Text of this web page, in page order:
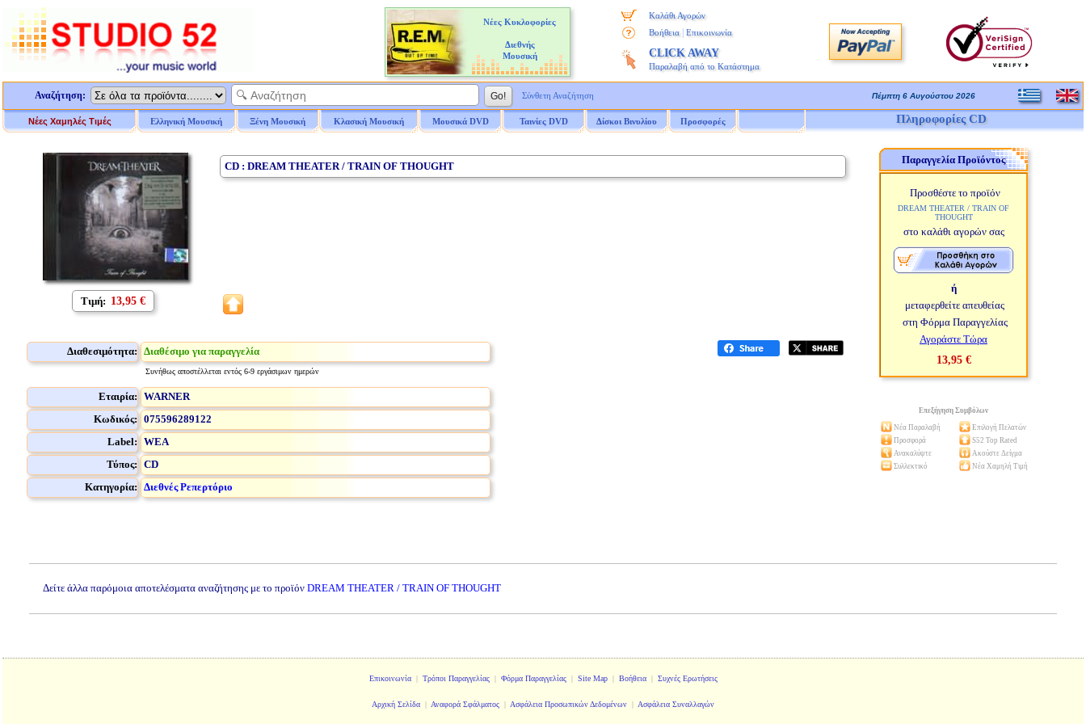
Νέες Κυκλοφορίες
Διεθνής
Μουσική
Καλάθι Αγορών
Βοήθεια
Επικοινωνία
CLICK AWAY
Παραλαβή από το Κατάστημα
Αναζήτηση: Σύνθετη Αναζήτηση Πέμπτη 6 Αυγούστου 2026
Νέες Χαμηλές Τιμές Ελληνική Μουσική Ξένη Μουσική Κλασική Μουσική Μουσικά DVD Ταινίες DVD Δίσκοι Βινυλίου Προσφορές Πληροφορίες CD
Τιμή: 13,95 €
CD : DREAM THEATER / TRAIN OF THOUGHT
Διαθεσιμότητα: Διαθέσιμο για παραγγελία
Συνήθως αποστέλλεται εντός 6-9 εργάσιμων ημερών
Εταιρία: WARNER
Κωδικός: 075596289122
Label: WEA
Τύπος: CD
Κατηγορία: Διεθνές Ρεπερτόριο
Παραγγελία Προϊόντος
Προσθέστε το προϊόν
DREAM THEATER / TRAIN OF
THOUGHT
στο καλάθι αγορών σας
ή
μεταφερθείτε απευθείας
στη Φόρμα Παραγγελίας
Αγοράστε Τώρα
13,95 €
Επεξήγηση Συμβόλων
Νέα Παραλαβή
Επιλογή Πελατών
Προσφορά
S52 Top Rated
Ανακαλύψτε
Ακούστε Δείγμα
Συλλεκτικό
Νέα Χαμηλή Τιμή
Δείτε άλλα παρόμοια αποτελέσματα αναζήτησης με το προϊόν DREAM THEATER / TRAIN OF THOUGHT
Επικοινωνία| Τρόποι Παραγγελίας| Φόρμα Παραγγελίας| Site Map| Βοήθεια| Συχνές Ερωτήσεις
Αρχική Σελίδα | Αναφορά Σφάλματος | Ασφάλεια Προσωπικών Δεδομένων | Ασφάλεια Συναλλαγών